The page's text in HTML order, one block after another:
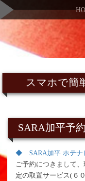
スマホで簡
SARA加平予
◆ SARA加平 ホテナ
ご予約につきまして
定の取置サービス(６